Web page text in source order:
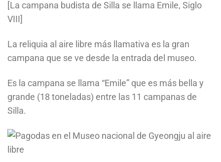
[La campana budista de Silla se llama Emile, Siglo
VIII]
La reliquia al aire libre más llamativa es la gran
campana que se ve desde la entrada del museo.
Es la campana se llama “Emile” que es más bella y
grande (18 toneladas) entre las 11 campanas de
Silla.